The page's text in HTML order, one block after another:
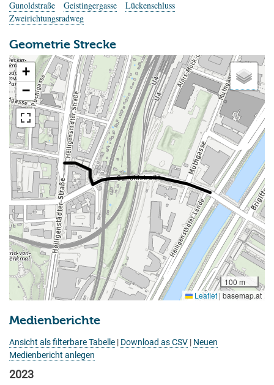
Gunoldstraße Geistingergasse
Lückenschluss
Zweirichtungsradweg
Geometrie Strecke
+
−
100 m
Leaflet | basemap.at
Medienberichte
Ansicht als filterbare Tabelle | Download as CSV | Neuen
Medienbericht anlegen
2023